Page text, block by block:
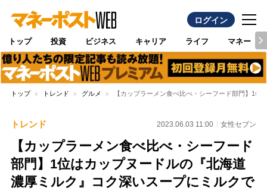
ログイン
トップ 投資 ビジネス キャリア ライフ マネー
トップ トレンド グルメ 【カップラーメン食べ比べ・シーフード部門】1
トレンド 2023.06.03 11:00 女性セブン
【カップラーメン食べ比べ・シーフード
部門】1位はカップヌードルの『北海道
濃厚ミルク』コク深いスープにミルクで